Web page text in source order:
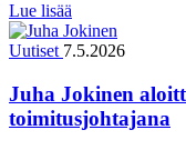
Lue lisää
Uutiset 7.5.2026
Juha Jokinen
toimitusjohtajana